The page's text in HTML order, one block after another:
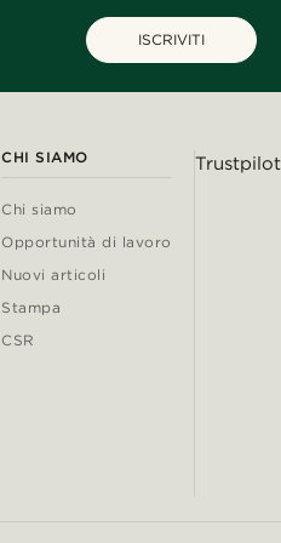
ISCRIVITI
CHI SIAMO
Chi siamo
Opportunità di lavoro
Nuovi articoli
Stampa
CSR
Trustpilot